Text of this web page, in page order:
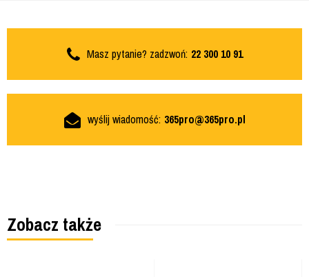
Masz pytanie? zadzwoń: 22 300 10 91
wyślij wiadomość: 365pro@365pro.pl
Zobacz także